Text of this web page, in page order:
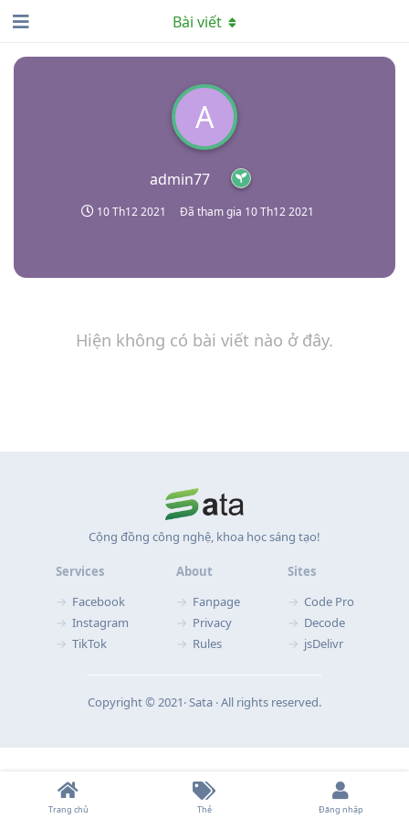
A
admin77
10 Th12 2021 Đã tham gia 10 Th12 2021
Bài viết
Hiện không có bài viết nào ở đây.
Cộng đồng công nghệ, khoa học sáng tạo!
Services
Facebook
Instagram
TikTok
About
Fanpage
Privacy
Rules
Sites
Code Pro
Decode
jsDelivr
Copyright © 2021‧ Sata ‧ All rights reserved.
Trang chủ Thẻ Đăng nhập